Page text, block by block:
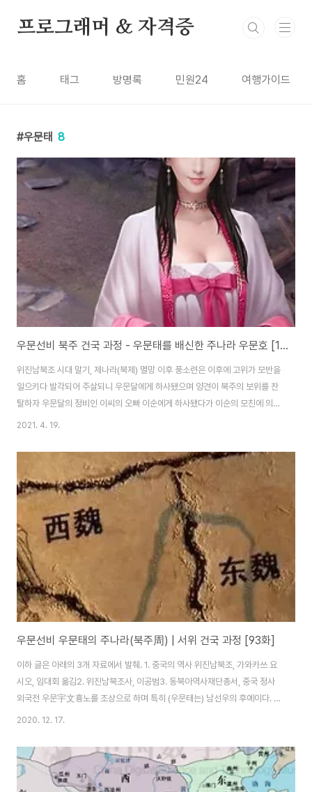
프로그래머 & 자격증
홈 태그 방명록 민원24 여행가이드
우문태 8
우문선비 북주 건국 과정 - 우문태를 배신한 주나라 우문호 [100화]
위진남북조 시대 말기, 제나라(북제) 멸망 이후 풍소련은 이후에 고위가 모반을
일으키다 발각되어 주살되니 우문달에게 하사됐으며 양견이 북주의 보위를 찬
탈하자 우문달의 정비인 이씨의 오빠 이순에게 하사됐다가 이순의 모친에 의해
자진한다. 주나라 (북주) 위진남북조 시대 북방 통일을 이룬 북주의 무제 우문
하기 위해 여러 가지 해결해야 할 문제가 산적해 있었다. 그러나 엄격한 아버지
밑에서 자라온 선제는 황제가 되자마자 주색에 빠지고 공신들을 제거하며 국력
을 소진했다. 재위한 이듬해인 579년, 7살에 불과한 태자 우문천(우문연衍에
서 우문천闡으로 개명)에게 보위를 물려주니 그가 정제이다. 선제는 스스로 천
원 황제를 칭하며 전횡을 일삼..
2021. 4. 19.
우문선비 우문태의 주나라(북주周) | 서위 건국 과정 [93화]
이하 글은 아래의 3개 자료에서 발췌. 1. 중국의 역사 위진남북조, 가와카쓰 요
시오, 임대회 옮김2. 위진남북조사, 이공범3. 동북아역사재단총서, 중국 정사
외국전 우문宇文흉노를 조상으로 하며 특히 (우문태는) 남선우의 후예이다. 본
래 음산陰山 지역에 거주하였다가 1세기경 요동 일대로 이주하면서 점차 선비
인 역할을 하였고 북주의 지배집단을 형성하였다. 위진남북조 3세기 후반에 이
주한 이들은 유목을 주업으로 하고 수렵, 농경, 약탈을 부업으로 삼아 생활을 영
위하고 있던 종족과 혼합하여 거주하게 되었는데, 구심력이 있는 정치체제를
2020. 12. 17.